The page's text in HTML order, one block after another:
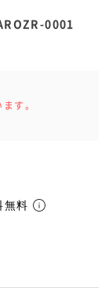
0001
す。
無料